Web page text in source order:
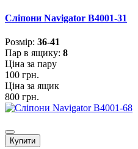
Сліпони Navigator B4001-31
Розмiр: 36-41
Пар в ящику: 8
Ціна за пару
100 грн.
Ціна за ящик
800 грн.
Купити